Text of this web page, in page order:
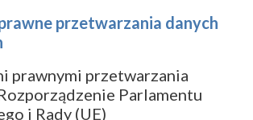
przetwarzania danych
prawnymi przetwarzania
Parlamentu
i Rady (UE)